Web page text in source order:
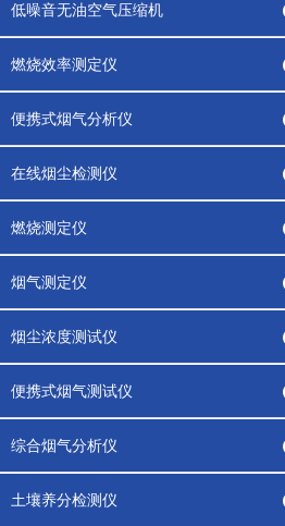
低噪音无油空气压缩机
燃烧效率测定仪
便携式烟气分析仪
在线烟尘检测仪
燃烧测定仪
烟气测定仪
烟尘浓度测试仪
便携式烟气测试仪
综合烟气分析仪
土壤养分检测仪